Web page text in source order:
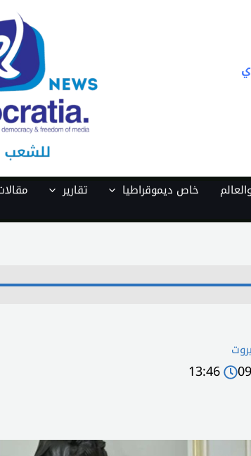
خاص ديموقراطيا تقارير
13:46